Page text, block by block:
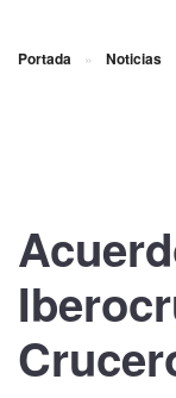
Portada » Noticias